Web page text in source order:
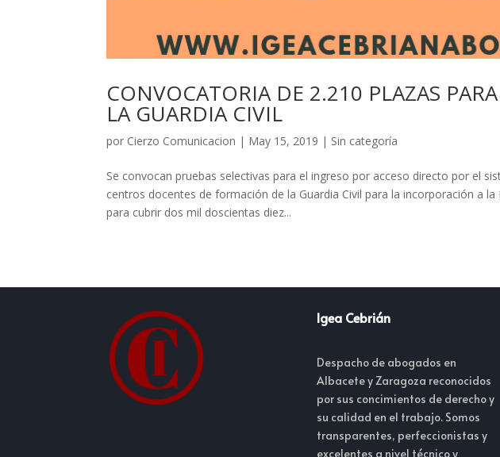
CONVOCATORIA DE 2.210 PLAZAS
LA GUARDIA CIVIL
por Cierzo Comunicacion | May 15, 2019 | Sin categoría
Se convocan pruebas selectivas para el ingreso por acceso directo por el
centros docentes de formación de la Guardia Civil para la incorporación a la
para cubrir dos mil doscientas diez...
Igea Cebrián
Despacho de abogados en
Albacete y Zaragoza reconocidos
por sus concimientos de derecho y
su calidad en el trabajo. Somos
transparentes, perfeccionistas y
excelentes a nivel técnico y